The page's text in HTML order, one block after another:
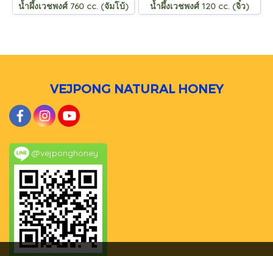
น้ำผึ้งเวชพงศ์ 760 cc. (จัมโบ้) น้ำผึ้งเวชพงศ์ 120 cc. (จิ๋ว)
VEJPONG NATURAL HONEY
@vejponghoney